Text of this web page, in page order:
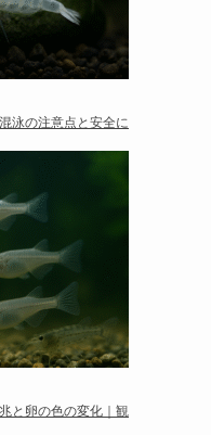
泳の注意点と安全に
と卵の色の変化｜観